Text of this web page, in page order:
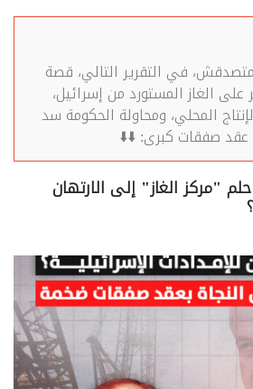
في التقرير التالي، قصة
على الغاز المستورد من إسرائيل،
المحلي، ومحاولة الحكومة سد
عقد صفقات كبرى: ⬇️⬇️
"مركز الغاز" إلى الارتهان